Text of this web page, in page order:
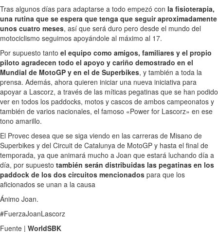
Tras algunos días para adaptarse a todo empezó con la fisioterapia,
una rutina que se espera que tenga que seguir aproximadamente
unos cuatro meses, así que será duro pero desde el mundo del
motociclismo seguimos apoyándole al máximo al 17.
Por supuesto tanto el equipo como amigos, familiares y el propio
piloto agradecen todo el apoyo y cariño demostrado en el
Mundial de MotoGP y en el de Superbikes, y también a toda la
prensa. Además, ahora quieren iniciar una nueva iniciativa para
apoyar a Lascorz, a través de las míticas pegatinas que se han podido
ver en todos los paddocks, motos y cascos de ambos campeonatos y
también de varios nacionales, el famoso «Power for Lascorz» en ese
tono amarillo.
El Provec desea que se siga viendo en las carreras de Misano de
Superbikes y del Circuit de Catalunya de MotoGP y hasta el final de
temporada, ya que animará mucho a Joan que estará luchando día a
día, por supuesto también serán distribuidas las pegatinas en los
paddock de los dos circuitos mencionados para que los
aficionados se unan a la causa
Ánimo Joan.
#FuerzaJoanLascorz
Fuente | WorldSBK